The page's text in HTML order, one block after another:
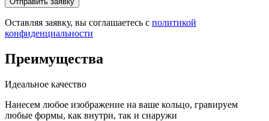
Оставляя заявку, вы соглашаетесь с политикой
конфиденциальности
Преимущества
Идеальное качество
Нанесем любое изображение на ваше кольцо, гравируем
любые формы, как внутри, так и снаружи